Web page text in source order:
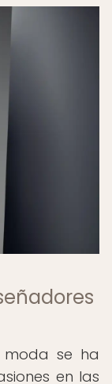
se ha
en las